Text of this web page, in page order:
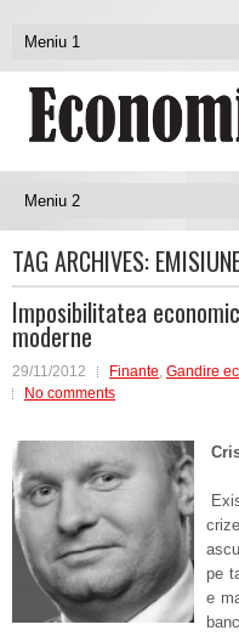
TAG ARCHIVES:
Imposibilitatea
moderne
29/11/2012 Finante, Gandire
No comments
pe
e